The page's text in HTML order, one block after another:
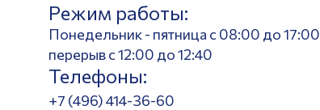
Режим работы:
Понедельник - пятница с 08:00 до 17:00
перерыв с 12:00 до 12:40
Телефоны:
+7 (496) 414-36-60